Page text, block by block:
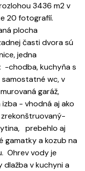
3436 m2 v
20 fotografií.
plocha
časti dvora sú
jedna
-chodba, kuchyňa s
wc, v
garáž,
- vhodná aj ako
prebehlo aj
gamatky a kozub na
Ohrev vody je
dlažba v kuchyni a